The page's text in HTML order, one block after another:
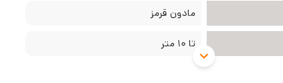
مادون قرمز
تا 10 متر